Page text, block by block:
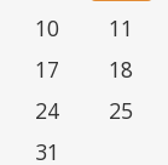
10
11
17
18
24
25
31